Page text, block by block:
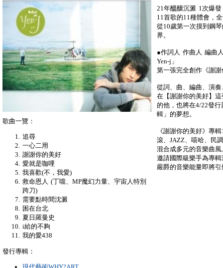
21年醞釀沉澱 1次爆
11首歌的11種體會，
從10歲第一次摸到鋼
界。
●作詞人 作曲人 編曲
Yen-j」
第一張完全創作《謝
從詞、曲、編曲、演
在【謝謝你的美好】
的他，也將在4/22發
輯」的夢想。
《謝謝你的美好》專
滾、JAZZ、嘻哈、民
混合成多元的音樂曲
邀請國際級樂手為專
嚴爵的音樂能量即將
歌曲一覽：
追尋
一心二用
謝謝你的美好
愛就是咖哩
我喜歡(不，我愛)
救命恩人 (丁噹、MP魔幻力量、宇宙人特別
跨刀)
需要點時間沈澱
困在台北
夏日羅曼史
i給的不夠
我的愛438
發行專輯：